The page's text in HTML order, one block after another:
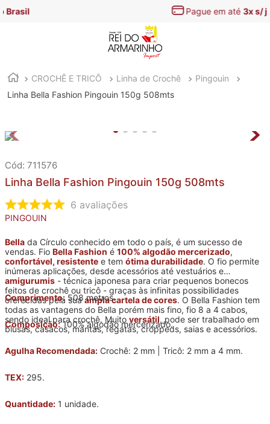
3x s/ juros
CROCHÊ E TRICÔ Linha de Crochê
Pingouin
Linha Bella Fashion Pingouin 150g 508mts
: 711576
Linha Bella Fashion Pingouin 150g 508mts
6 avaliações
PINGOUIN
Bella da Círculo conhecido em todo o país, é um sucesso de
vendas. Fio Bella Fashion é 100% algodão mercerizado,
confortável, resistente e tem ótima durabilidade. O fio permite
inúmeras aplicações, desde acessórios até vestuários e
amigurumis - técnica japonesa para criar pequenos bonecos
feitos de crochê ou tricô - graças às infinitas possibilidades
oferecidas pela suaampla cartela de cores. O Bella Fashion tem
todas as vantagens do Bella porém mais fino, fio 8 a 4 cabos,
sendo ideal para crochê. Muito versátil, pode ser trabalhado em
blusas, casacos, mantas, regatas, croppeds, saias e acessórios.
Comprimento:508 metros.
Composição:100% algodão mercerizado.
Agulha Recomendada: Crochê: 2 mm | Tricô: 2 mm a 4 mm.
TEX: 295.
Quantidade: 1 unidade.